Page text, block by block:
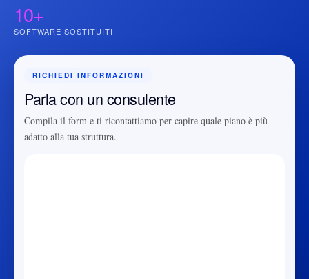
10+
SOFTWARE SOSTITUITI
RICHIEDI INFORMAZIONI
Parla con un consulente
Compila il form e ti ricontattiamo per capire quale piano è più
adatto alla tua struttura.